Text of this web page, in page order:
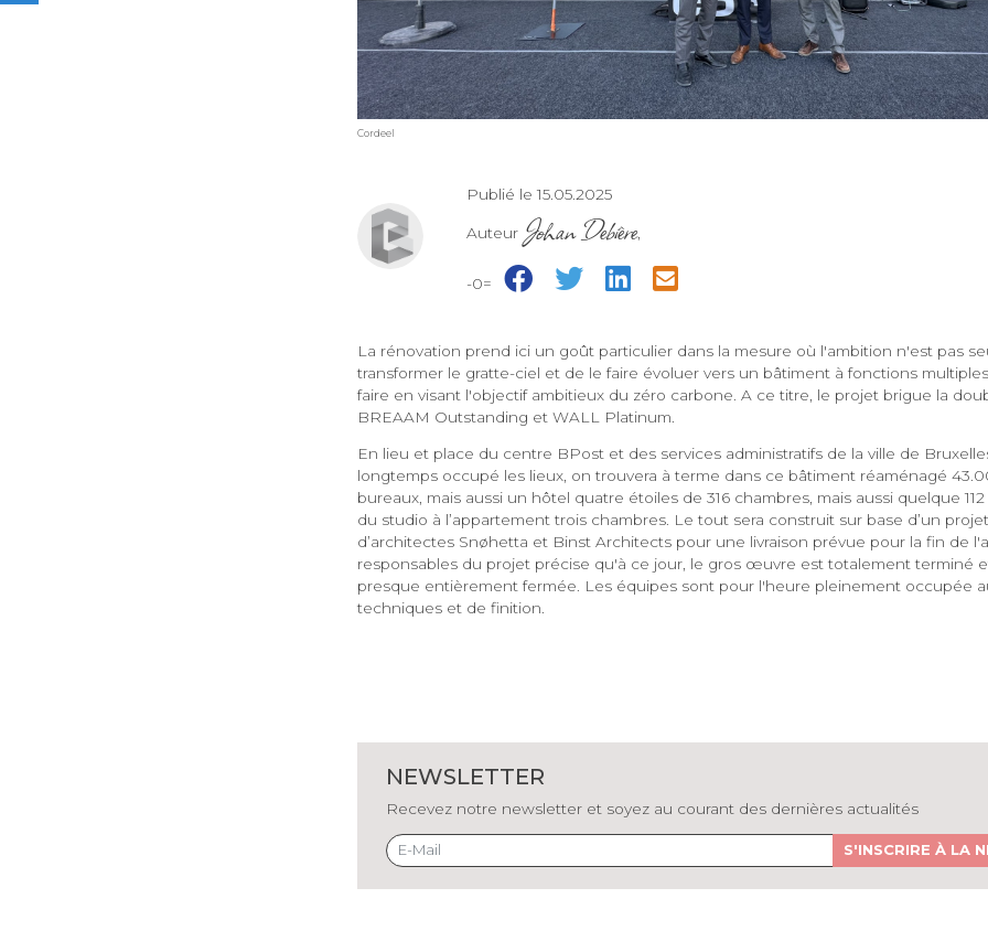
Cordeel
Publié le 15.05.2025
Auteur Johan Debière,
-0=
La rénovation prend ici un goût particulier dans la mesure où l'ambition n'est pas
transformer le gratte-ciel et de le faire évoluer vers un bâtiment à fonctions
faire en visant l'objectif ambitieux du zéro carbone. A ce titre, le projet brigue la
BREAAM Outstanding et WALL Platinum.
En lieu et place du centre BPost et des services administratifs de la ville de
longtemps occupé les lieux, on trouvera à terme dans ce bâtiment réaménagé
bureaux, mais aussi un hôtel quatre étoiles de 316 chambres, mais aussi quelque
du studio à l’appartement trois chambres. Le tout sera construit sur base d’un
d’architectes Snøhetta et Binst Architects pour une livraison prévue pour la fin de
responsables du projet précise qu'à ce jour, le gros œuvre est totalement terminé
presque entièrement fermée. Les équipes sont pour l'heure pleinement occupée
techniques et de finition.
NEWSLETTER
Recevez notre newsletter et soyez au courant des dernières actualités
S'INSCRIRE À LA